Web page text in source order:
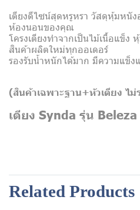
เตียงดีไซน์สุดหรูหรา วัสดุหุ้มหนั
ห้องนอนของคุณ
โครงเตียงทำจากเป็นไม้เนื้อแข็ง
สินค้าผลิตใหม่ทุกออเดอร์
รองรับน้ำหนักได้มาก มีความแข็ง
(สินค้าเฉพาะฐาน+หัวเตียง ไม่
เตียง Synda รุ่น
Related Products